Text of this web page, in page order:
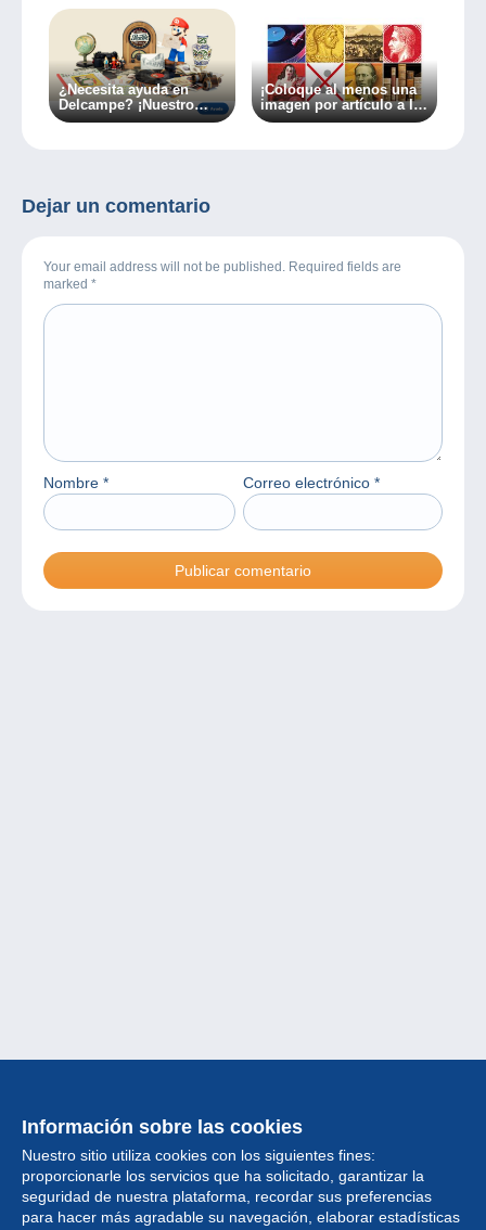
¿Necesita ayuda en
Delcampe? ¡Nuestro
servicio de atención al
¡Coloque al menos una
imagen por artículo a la
venta en Delcampe!
Dejar un comentario
Your email address will not be published. Required fields are
marked *
Nombre * Correo electrónico *
Información sobre las cookies
Nuestro sitio utiliza cookies con los siguientes fines:
proporcionarle los servicios que ha solicitado, garantizar la
seguridad de nuestra plataforma, recordar sus preferencias
para hacer más agradable su navegación, elaborar estadísticas